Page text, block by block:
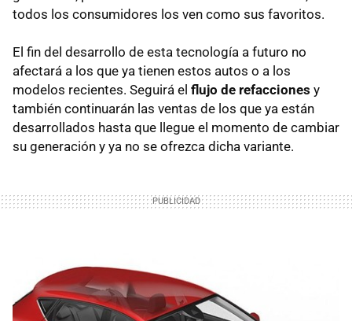
todos los consumidores los ven como sus favoritos.
El fin del desarrollo de esta tecnología a futuro no
afectará a los que ya tienen estos autos o a los
modelos recientes. Seguirá el flujo de refacciones y
también continuarán las ventas de los que ya están
desarrollados hasta que llegue el momento de cambiar
su generación y ya no se ofrezca dicha variante.